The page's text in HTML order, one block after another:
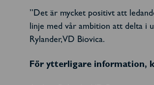
”Det är mycket positivt att
linje med vår ambition att delta i
Rylander, VD Biovica.
För ytterligare information,